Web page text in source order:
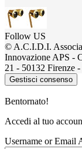
Follow US
© A.C.I.D.I.
Innovazione APS -
21 - 50132
Gestisci consenso
Bentornato!
Accedi al tuo
Username or Email